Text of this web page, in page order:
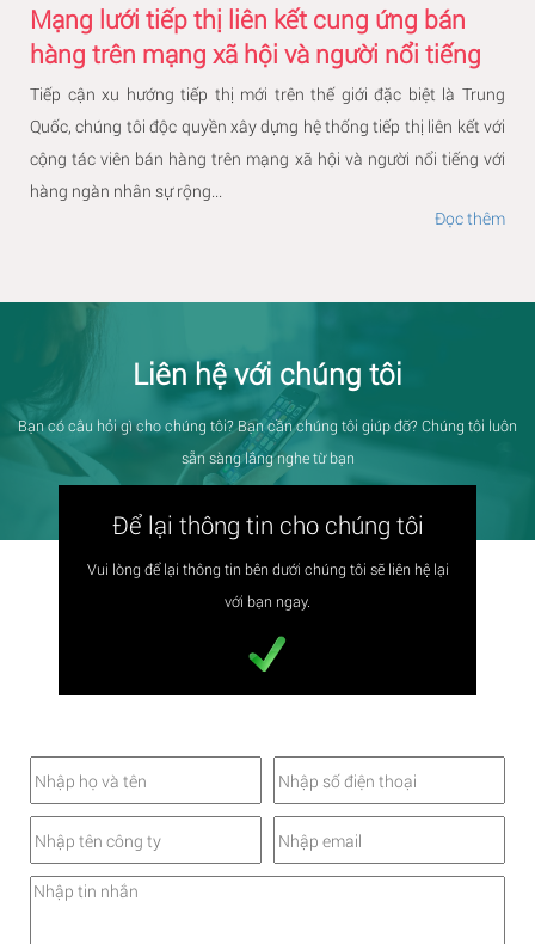
Mạng lưới tiếp thị liên kết cung ứng bán
hàng trên mạng xã hội và người nổi tiếng
Tiếp cận xu hướng tiếp thị mới trên thế giới đặc biệt là Trung
Quốc, chúng tôi độc quyền xây dựng hệ thống tiếp thị liên kết với
cộng tác viên bán hàng trên mạng xã hội và người nổi tiếng với
hàng ngàn nhân sự rộng...
Đọc thêm
Liên hệ với chúng tôi
Bạn có câu hỏi gì cho chúng tôi? Bạn cần chúng tôi giúp đỡ? Chúng tôi luôn
sẵn sàng lắng nghe từ bạn
Để lại thông tin cho chúng tôi
Vui lòng để lại thông tin bên dưới chúng tôi sẽ liên hệ lại
với bạn ngay.